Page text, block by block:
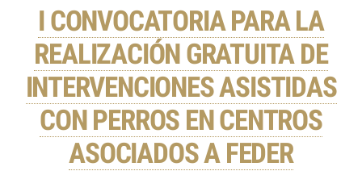
I CONVOCATORIA PARA LA
REALIZACIÓN GRATUITA DE
INTERVENCIONES ASISTIDAS
CON PERROS EN CENTROS
ASOCIADOS A FEDER